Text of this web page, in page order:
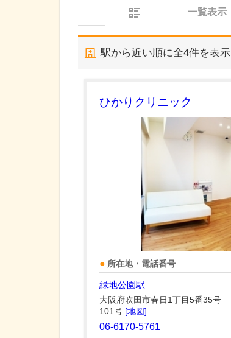
一覧表示
駅から近い順に全4件を表示
ひかりクリニック
所在地・電話番号
緑地公園駅
大阪府吹田市春日1丁目5番35号
101号 [地図]
06-6170-5761